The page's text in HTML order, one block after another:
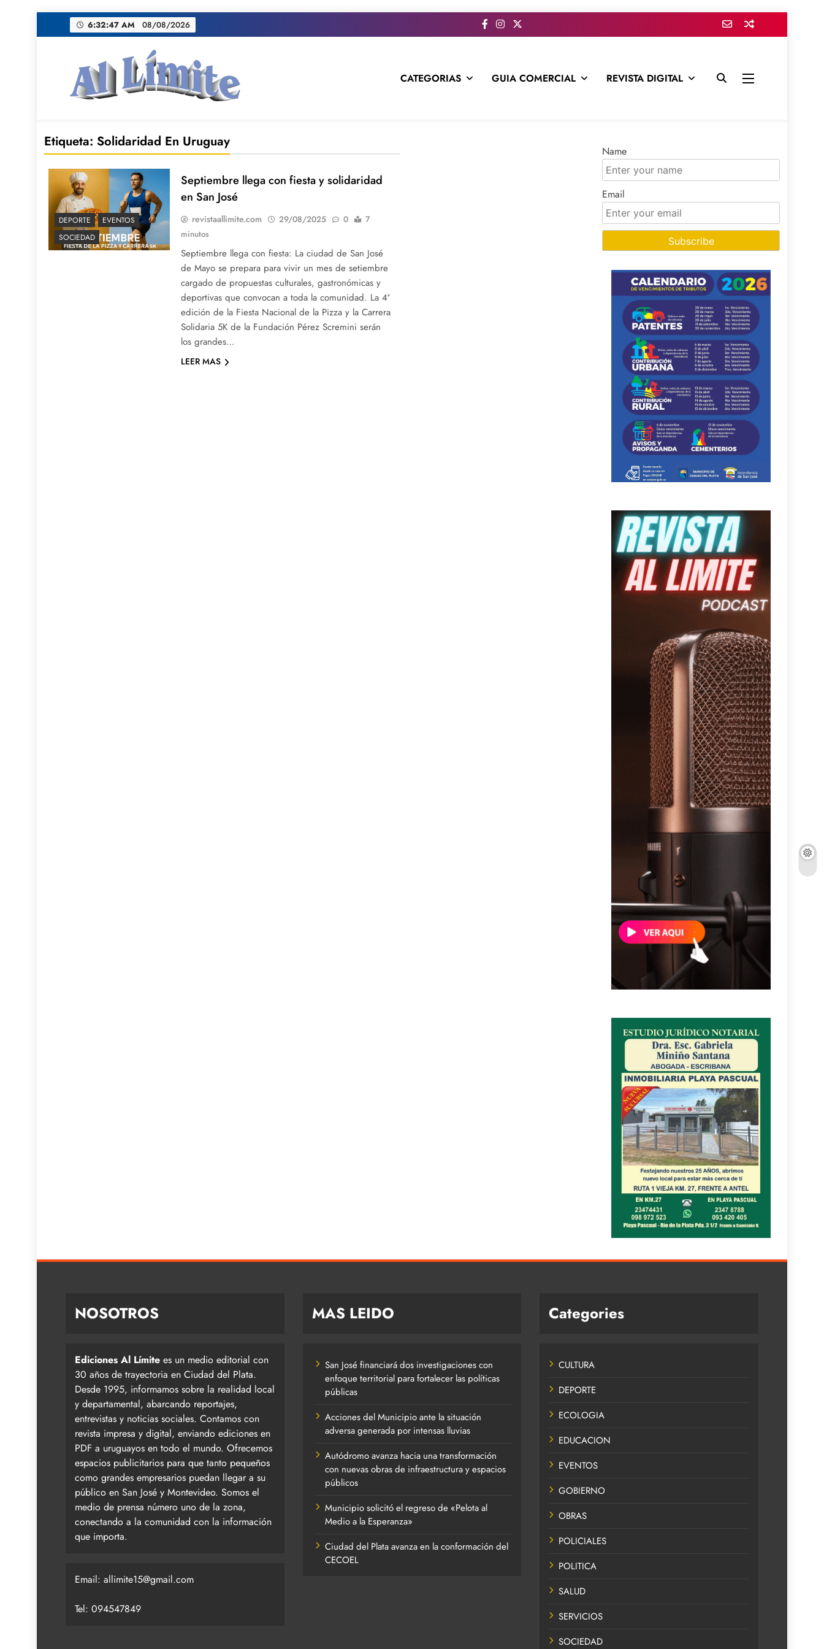
al
6:32:47 AM 08/08/2026
CATEGORIAS GUIA COMERCIAL REVISTA DIGITAL
Etiqueta: Solidaridad En Uruguay
DEPORTE
EVENTOS
SOCIEDAD
Septiembre llega con fiesta y solidaridad
en San José
revistaallimite.com 29/08/2025 0
7
minutos
Septiembre llega con fiesta: La ciudad de San José
de Mayo se prepara para vivir un mes de setiembre
cargado de propuestas culturales, gastronómicas y
deportivas que convocan a toda la comunidad. La 4ª
edición de la Fiesta Nacional de la Pizza y la Carrera
Solidaria 5K de la Fundación Pérez Scremini serán
los grandes…
LEER MAS
Name
Email
NOSOTROS
Ediciones Al Límite es un medio editorial con
30 años de trayectoria en Ciudad del Plata.
Desde 1995, informamos sobre la realidad local
y departamental, abarcando reportajes,
entrevistas y noticias sociales. Contamos con
revista impresa y digital, enviando ediciones en
PDF a uruguayos en todo el mundo. Ofrecemos
espacios publicitarios para que tanto pequeños
como grandes empresarios puedan llegar a su
público en San José y Montevideo. Somos el
medio de prensa número uno de la zona,
conectando a la comunidad con la información
que importa.
Email: allimite15@gmail.com
Tel: 094547849
MAS LEIDO
San José financiará dos investigaciones con
enfoque territorial para fortalecer las políticas
públicas
Acciones del Municipio ante la situación
adversa generada por intensas lluvias
Autódromo avanza hacia una transformación
con nuevas obras de infraestructura y espacios
públicos
Municipio solicitó el regreso de «Pelota al
Medio a la Esperanza»
Ciudad del Plata avanza en la conformación del
CECOEL
Categories
CULTURA
DEPORTE
ECOLOGIA
EDUCACION
EVENTOS
GOBIERNO
OBRAS
POLICIALES
POLITICA
SALUD
SERVICIOS
SOCIEDAD